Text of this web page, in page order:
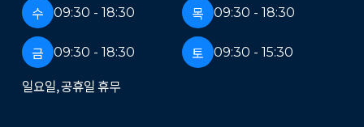
수 09:30 - 18:30 목 09:30 - 18:30
금 09:30 - 18:30 토 09:30 - 15:30
일요일, 공휴일 휴무